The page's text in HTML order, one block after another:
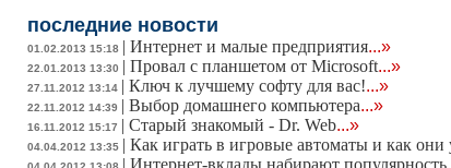
последние новости
01.02.2013 15:18 | Интернет и малые предприятия...»
22.01.2013 13:30 | Провал с планшетом от Microsoft...»
27.11.2012 13:14 | Ключ к лучшему софту для вас!...»
22.11.2012 14:39 | Выбор домашнего компьютера...»
16.11.2012 15:17 | Старый знакомый - Dr. Web...»
04.04.2012 13:35 | Как играть в игровые автоматы и как они